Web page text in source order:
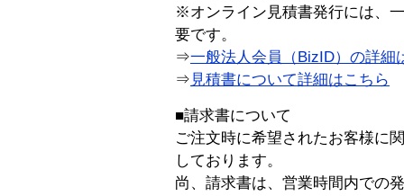
※オンライン見積書発行には、
要です。
⇒一般法人会員（BizID）の詳細
⇒ 見積書について詳細はこちら
■請求書について
ご注文時に希望されたお客様に
しております。
尚、請求書は、営業時間内での